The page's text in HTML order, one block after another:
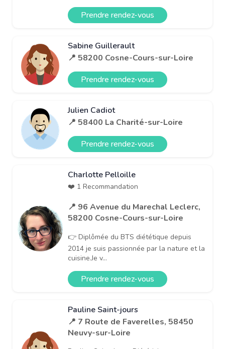
Prendre rendez-vous
Sabine Guillerault
📍 58200 Cosne-Cours-sur-Loire
Prendre rendez-vous
Julien Cadiot
📍 58400 La Charité-sur-Loire
Prendre rendez-vous
Charlotte Pelloille
❤️ 1 Recommandation
📍 96 Avenue du Marechal Leclerc,
58200 Cosne-Cours-sur-Loire
👉 Diplômée du BTS diététique depuis
2014 je suis passionnée par la nature et la
cuisine.Je v...
Prendre rendez-vous
Pauline Saint-jours
📍 7 Route de Faverelles, 58450
Neuvy-sur-Loire